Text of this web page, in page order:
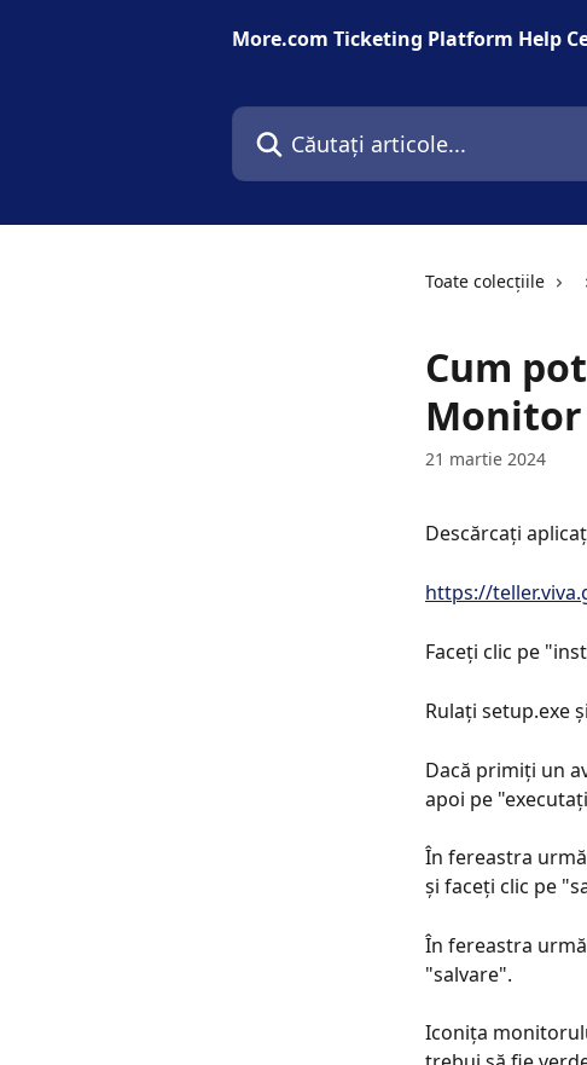
More.com Ticketing Platform Help
Căutați articole...
Toate colecțiile
Cum
Monitor
21 martie 2024
Descărcați
https://
Faceți clic pe
Rulați setup.exe
Dacă primiți un
apoi pe
În fereastra
și faceți clic pe
În fereastra
"salvare".
Iconița